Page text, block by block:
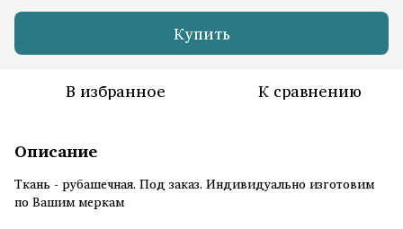
Купить
В избранное К сравнению
Описание
Ткань - рубашечная. Под заказ. Индивидуально изготовим
по Вашим меркам